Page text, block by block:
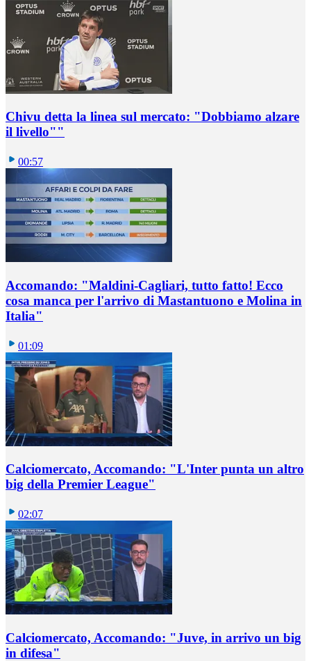
Chivu detta la linea sul mercato: "Dobbiamo alzare
il livello""
00:57
Accomando: "Maldini-Cagliari, tutto fatto! Ecco
cosa manca per l'arrivo di Mastantuono e Molina in
Italia"
01:09
Calciomercato, Accomando: "L'Inter punta un altro
big della Premier League"
02:07
Calciomercato, Accomando: "Juve, in arrivo un big
in difesa"